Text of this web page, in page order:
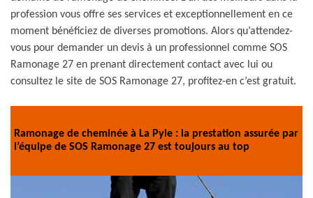
profession vous offre ses services et exceptionnellement en ce
moment bénéficiez de diverses promotions. Alors qu’attendez-
vous pour demander un devis à un professionnel comme SOS
Ramonage 27 en prenant directement contact avec lui ou
consultez le site de SOS Ramonage 27, profitez-en c’est gratuit.
Ramonage de cheminée à La Pyle : la prestation assurée par
l’équipe de SOS Ramonage 27 est toujours au top